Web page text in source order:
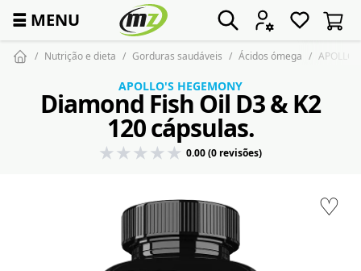
☰ MENU
Nutrição e dieta Gorduras saudáveis Ácidos ómega
♡
APOLLO'S HEGEMONY
Diamond Fish Oil D3 & K2
120 cápsulas.
0.00 (0 revisões)